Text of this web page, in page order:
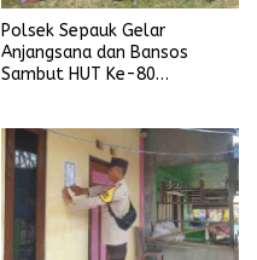
Polsek Sepauk Gelar
Anjangsana dan Bansos
Sambut HUT Ke-80